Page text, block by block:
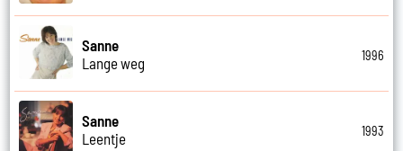
Sanne
Lange weg
1996
Sanne
Leentje
1993